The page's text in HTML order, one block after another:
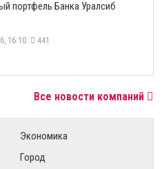
портфель Банка Уралсиб
16:10 441
Все новости компаний
Экономика
Город